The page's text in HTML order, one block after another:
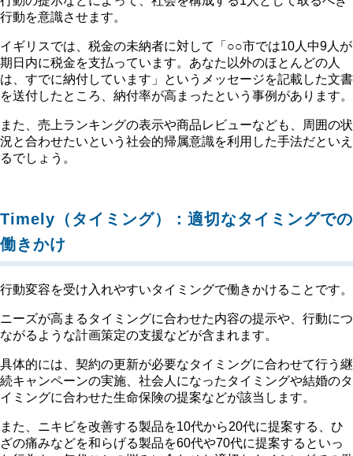
行動を意識させます。
イギリスでは、税金の未納者に対して「○○市では10人中9人が
期日内に税金を支払っています。あなた以外のほとんどの人
は、すでに納付しています」というメッセージを記載した文書
を送付したところ、納付率が高まったという事例があります。
また、売上ランキングの表示や商品レビューなども、周囲の状
況と合わせたいという社会的帰属意識を利用した手法だといえ
るでしょう。
Timely（タイミング）：適切なタイミングでの
働きかけ
行動変容を受け入れやすいタイミングで働きかけることです。
ニーズが高まるタイミングに合わせた内容の提示や、行動につ
ながるような計画策定の支援などが含まれます。
具体的には、契約の更新が必要なタイミングに合わせて行う継
続キャンペーンの実施、社会人になったタイミングや結婚のタ
イミングに合わせた生命保険の提案などが該当します。
また、ニキビを改善する製品を10代から20代に提案する、ひ
ざの痛みなどを和らげる製品を60代や70代に提案するといっ